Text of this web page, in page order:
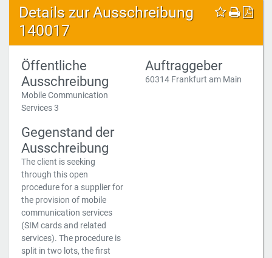
Details zur Ausschreibung
140017
Öffentliche
Ausschreibung
Mobile Communication
Services 3
Gegenstand der
Ausschreibung
The client is seeking
through this open
procedure for a supplier for
the provision of mobile
communication services
(SIM cards and related
services). The procedure is
split in two lots, the first
Auftraggeber
60314 Frankfurt am Main